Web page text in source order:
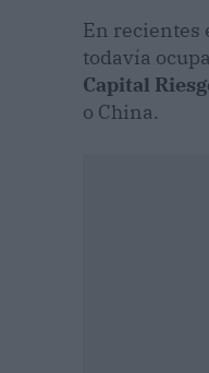
En recientes
todavía
Capital
o China.